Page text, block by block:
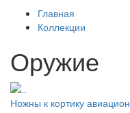
Главная
Коллекции
Оружие
Ножны к кортику